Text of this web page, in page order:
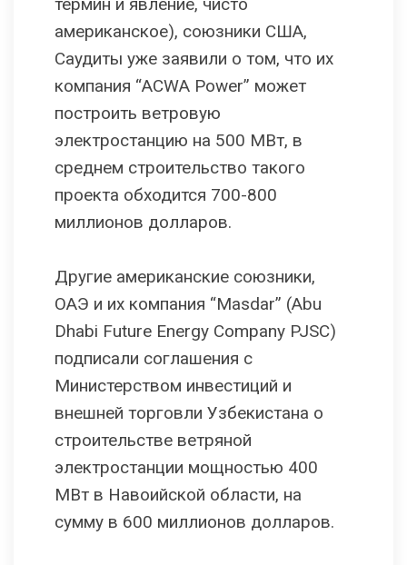
термин и явление, чисто
американское), союзники США,
Саудиты уже заявили о том, что их
компания “ACWA Power” может
построить ветровую
электростанцию на 500 МВт, в
среднем строительство такого
проекта обходится 700-800
миллионов долларов.
Другие американские союзники,
ОАЭ и их компания “Masdar” (Abu
Dhabi Future Energy Company PJSC)
подписали соглашения с
Министерством инвестиций и
внешней торговли Узбекистана о
строительстве ветряной
электростанции мощностью 400
МВт в Навоийской области, на
сумму в 600 миллионов долларов.